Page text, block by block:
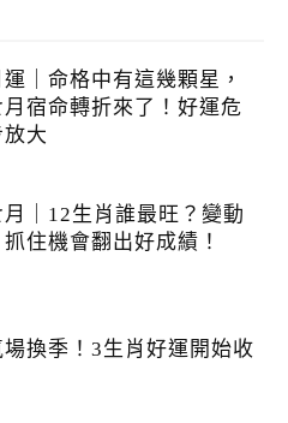
｜命格中有這幾顆星，
月宿命轉折來了！好運危
大
月｜12生肖誰最旺？變動
住機會翻出好成績！
場換季！3生肖好運開始收